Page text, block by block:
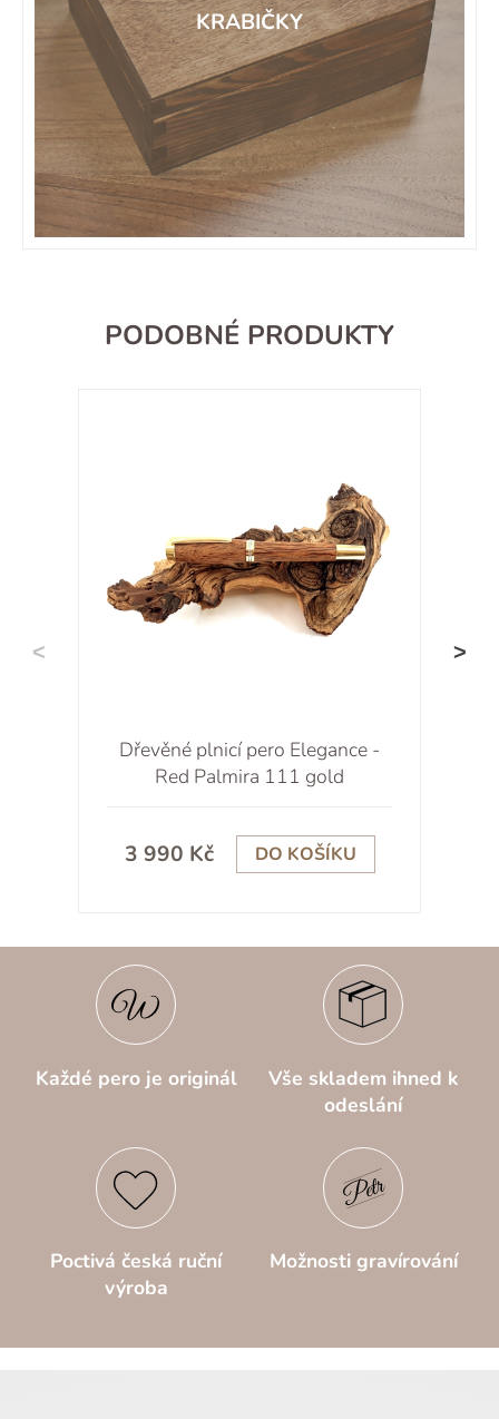
KRABIČKY
PODOBNÉ PRODUKTY
Dřevěné plnicí pero Elegance -
Red Palmira 111 gold
3 990 Kč DO KOŠÍKU
Každé pero je originál
Vše skladem ihned k
odeslání
Poctivá česká ruční
výroba
Možnosti gravírování